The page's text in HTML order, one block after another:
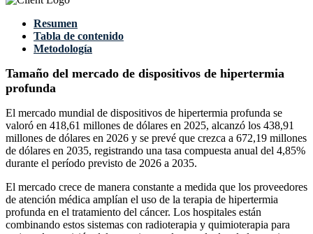
Resumen
Tabla de contenido
Metodología
Tamaño del mercado de dispositivos de hipertermia
profunda
El mercado mundial de dispositivos de hipertermia profunda se
valoró en 418,61 millones de dólares en 2025, alcanzó los 438,91
millones de dólares en 2026 y se prevé que crezca a 672,19 millones
de dólares en 2035, registrando una tasa compuesta anual del 4,85%
durante el período previsto de 2026 a 2035.
El mercado crece de manera constante a medida que los proveedores
de atención médica amplían el uso de la terapia de hipertermia
profunda en el tratamiento del cáncer. Los hospitales están
combinando estos sistemas con radioterapia y quimioterapia para